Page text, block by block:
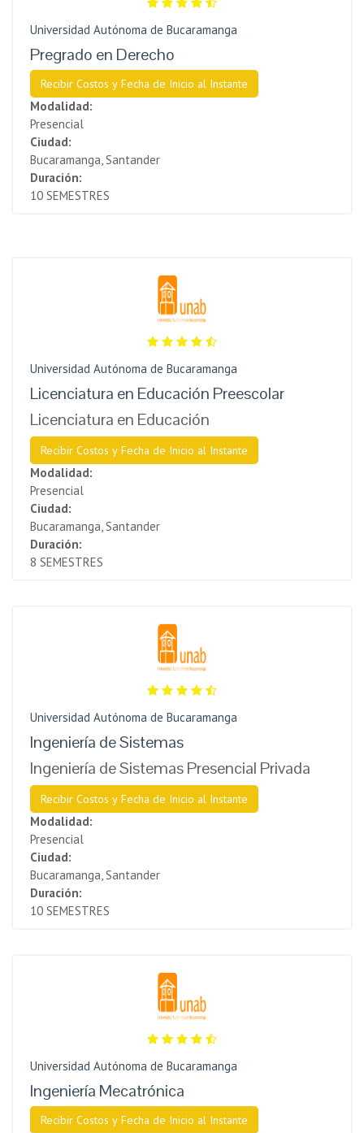
Universidad Autónoma de Bucaramanga
Pregrado en Derecho
Recibir Costos y Fecha de Inicio al Instante
Modalidad:
Presencial
Ciudad:
Bucaramanga, Santander
Duración:
10 SEMESTRES
Universidad Autónoma de Bucaramanga
Licenciatura en Educación Preescolar
Licenciatura en Educación
Recibir Costos y Fecha de Inicio al Instante
Modalidad:
Presencial
Ciudad:
Bucaramanga, Santander
Duración:
8 SEMESTRES
Universidad Autónoma de Bucaramanga
Ingeniería de Sistemas
Ingeniería de Sistemas Presencial Privada
Recibir Costos y Fecha de Inicio al Instante
Modalidad:
Presencial
Ciudad:
Bucaramanga, Santander
Duración:
10 SEMESTRES
Universidad Autónoma de Bucaramanga
Ingeniería Mecatrónica
Recibir Costos y Fecha de Inicio al Instante